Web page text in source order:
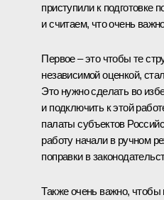
приступили к подготовке
и считаем, что очень
Первое – это чтобы те
независимой оценкой,
Это нужно сделать во
и подключить к этой
палаты субъектов
работу начали в ручном
поправки в
Также очень важно,